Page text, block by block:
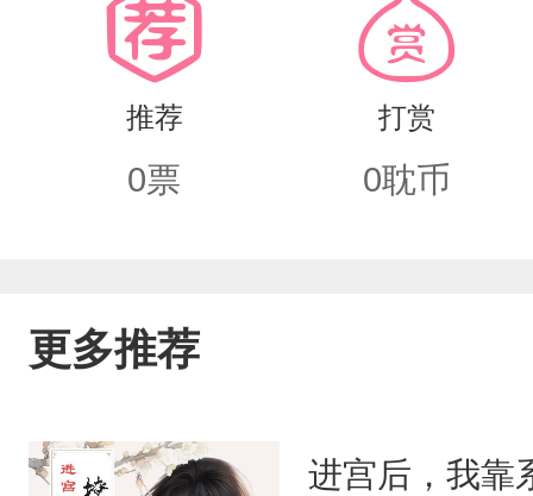
推荐
0票
打赏
0耽币
更多推荐
进宫后，我靠